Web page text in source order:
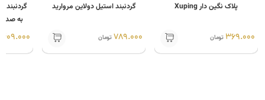
پلاک نگین دار Xuping
تومان
گردنبند استیل دولاین مروارید
789.000تومان
گردنبند زنانه
به صد زبان
409.000تومان